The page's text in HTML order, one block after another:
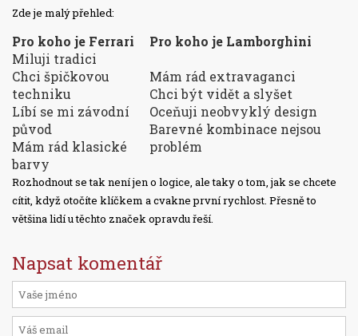
Zde je malý přehled:
Pro koho je Ferrari
Pro koho je Lamborghini
Miluji tradici
Chci špičkovou
techniku
Líbí se mi závodní
původ
Mám rád klasické
barvy
Mám rád extravaganci
Chci být vidět a slyšet
Oceňuji neobvyklý design
Barevné kombinace nejsou
problém
Rozhodnout se tak není jen o logice, ale taky o tom, jak se chcete
cítit, když otočíte klíčkem a cvakne první rychlost. Přesně to
většina lidí u těchto značek opravdu řeší.
Napsat komentář